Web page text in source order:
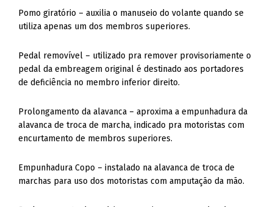
Pomo giratório – auxilia o manuseio do volante quando se
utiliza apenas um dos membros superiores.
Pedal removível – utilizado pra remover provisoriamente o
pedal da embreagem original é destinado aos portadores
de deficiência no membro inferior direito.
Prolongamento da alavanca – aproxima a empunhadura da
alavanca de troca de marcha, indicado pra motoristas com
encurtamento de membros superiores.
Empunhadura Copo – instalado na alavanca de troca de
marchas para uso dos motoristas com amputação da mão.